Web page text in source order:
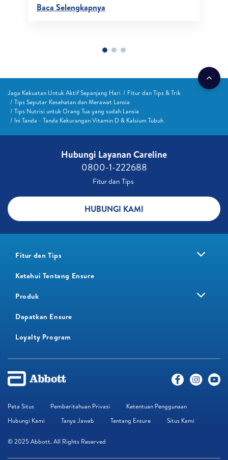
Baca Selengkapnya
Jaga Kekuatan Untuk Aktif Sepanjang Hari
Fitur dan Tips & Trik
Tips Seputar Kesehatan dan Merawat Lansia
Tips Nutrisi untuk Orang Tua yang sudah Lansia
Ini Tanda - Tanda Kekurangan Vitamin D & Kalsium Tubuh
Hubungi Layanan Careline​
0800-1-222688​
Fitur dan Tips ​
HUBUNGI KAMI
Fitur dan Tips
Ketahui Tentang Ensure
Produk
Dapatkan Ensure
Loyalty Program​
Peta Situs Pemberitahuan Privasi
Ketentuan Penggunaan
Hubungi Kami
Tanya Jawab Tentang Ensure Situs Kami
© 2025 Abbott. All Rights Reserved